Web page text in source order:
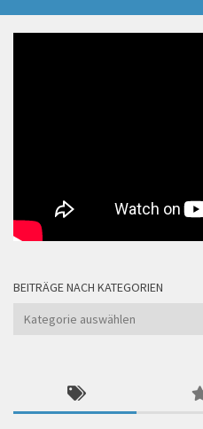
BEITRÄGE NACH KATEGORIEN
Beiträge